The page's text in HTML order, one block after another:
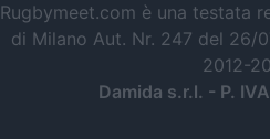
Rugbymeet.com è una testata
di Milano Aut. Nr. 247 del 26/
2012-
Damida s.r.l. - P.